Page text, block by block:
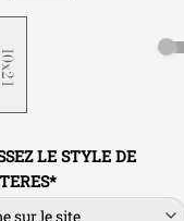
LE STYLE DE
*